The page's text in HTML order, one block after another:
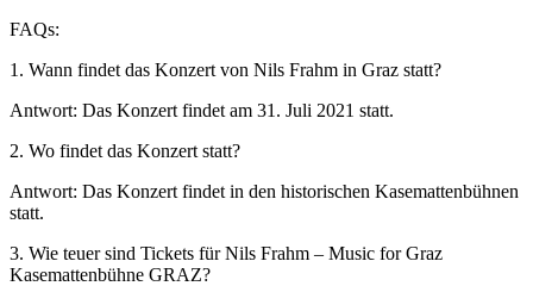
FAQs:
1. Wann findet das Konzert von Nils Frahm in Graz statt?
Antwort: Das Konzert findet am 31. Juli 2021 statt.
2. Wo findet das Konzert statt?
Antwort: Das Konzert findet in den historischen Kasemattenbühnen
statt.
3. Wie teuer sind Tickets für Nils Frahm – Music for Graz
Kasemattenbühne GRAZ?